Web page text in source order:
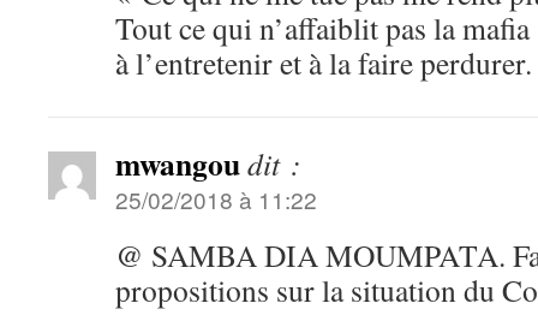
Tout ce qui n’affaiblit pas la
à l’entretenir et à la faire perdurer.
mwangoudit :
25/02/2018 à 11:22
@ SAMBA DIA MOUMPATA.
propositions sur la situation du